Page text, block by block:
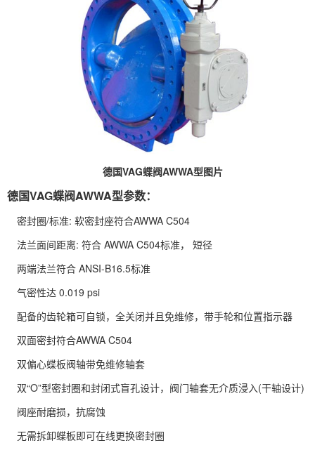
德国VAG蝶阀AWWA型图片
德国VAG蝶阀AWWA型参数：
密封圈/标准: 软密封座符合AWWA C504
法兰面间距离: 符合 AWWA C504标准， 短径
两端法兰符合 ANSI-B16.5标准
气密性达 0.019 psi
配备的齿轮箱可自锁，全关闭并且免维修，带手轮和位置指示器
双面密封符合AWWA C504
双偏心蝶板阀轴带免维修轴套
双“O”型密封圈和封闭式盲孔设计，阀门轴套无介质浸入(干轴设计)
阀座耐磨损，抗腐蚀
无需拆卸蝶板即可在线更换密封圈